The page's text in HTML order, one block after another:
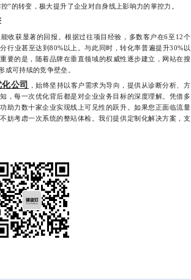
”的转变，极大提升了企业对自身线上影响力的掌控力。
获显著的回报。根据过往项目经验，多数客户在6至12个
行业甚至达到80%以上。与此同时，转化率普遍提升30%以
要的是，随着品牌在垂直领域的权威性逐步建立，网站在搜
成可持续的竞争壁垒。
公司
，始终坚持以客户需求为导向，提供从诊断分析、方
，每一次优化背后都是对企业业务目标的深度理解。凭借多
助力数十家企业实现线上可见性的跃升。如果您正面临流量
妨考虑一次系统的整站体检。我们提供定制化解决方案，支